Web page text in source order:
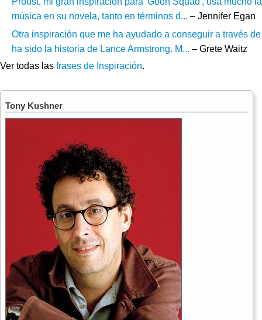
música en su novela, tanto en términos d... – Jennifer Egan
Otra inspiración que me ha ayudado a conseguir a través de
ha sido la historia de Lance Armstrong. M... – Grete Waitz
Ver todas las frases de Inspiración.
Tony Kushner